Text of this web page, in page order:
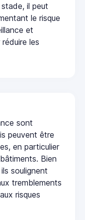
il peut
le risque
et
les
sont
peuvent être
en particulier
Bien
soulignent
tremblements
risques